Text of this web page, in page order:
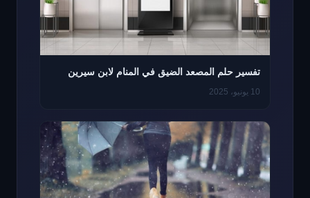
تفسير حلم المصعد الضيق في المنام لابن سيرين
10 يونيو، 2025